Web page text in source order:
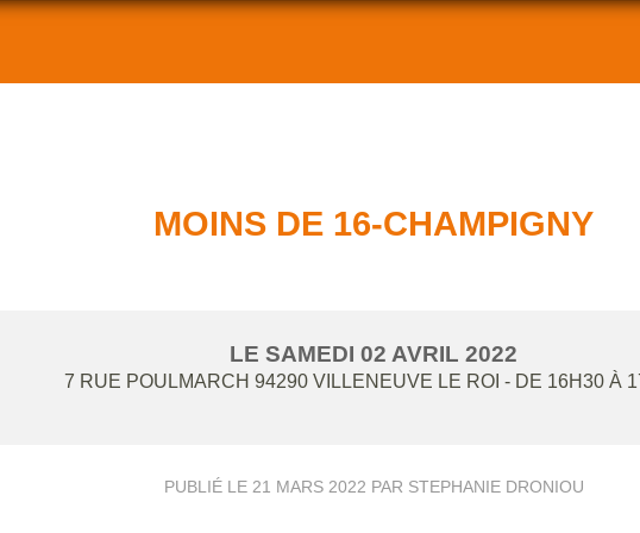
MOINS DE 16-CHAMPIGNY
LE SAMEDI 02 AVRIL 2022
7 RUE POULMARCH 94290 VILLENEUVE LE ROI - DE 16H30 À
PUBLIÉ LE 21 MARS 2022 PAR STEPHANIE DRONIOU